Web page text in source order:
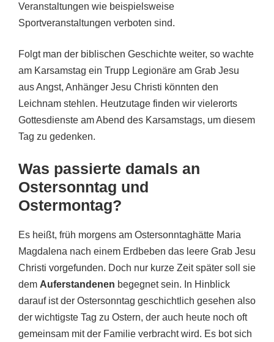
Veranstaltungen wie beispielsweise
Sportveranstaltungen verboten sind.
Folgt man der biblischen Geschichte weiter, so wachte
am Karsamstag ein Trupp Legionäre am Grab Jesu
aus Angst, Anhänger Jesu Christi könnten den
Leichnam stehlen. Heutzutage finden wir vielerorts
Gottesdienste am Abend des Karsamstags, um diesem
Tag zu gedenken.
Was passierte damals an
Ostersonntag und
Ostermontag?
Es heißt, früh morgens am Ostersonntaghätte Maria
Magdalena nach einem Erdbeben das leere Grab Jesu
Christi vorgefunden. Doch nur kurze Zeit später soll sie
dem Auferstandenen begegnet sein. In Hinblick
darauf ist der Ostersonntag geschichtlich gesehen also
der wichtigste Tag zu Ostern, der auch heute noch oft
gemeinsam mit der Familie verbracht wird. Es bot sich